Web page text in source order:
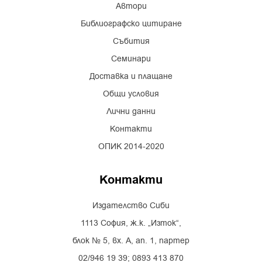
Автори
Библиографско цитиране
Събития
Семинари
Доставка и плащане
Общи условия
Лични данни
Контакти
ОПИК 2014-2020
Контакти
Издателство Сиби
1113 София, ж.к. „Изток“,
блок № 5, вх. А, ап. 1, партер
02/946 19 39; 0893 413 870